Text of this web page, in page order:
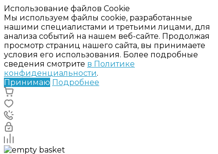
Использование файлов Cookie
Мы используем файлы cookie, разработанные
нашими специалистами и третьими лицами, для
анализа событий на нашем веб-сайте. Продолжая
просмотр страниц нашего сайта, вы принимаете
условия его использования. Более подробные
сведения смотрите в Политике
конфиденциальности.
Принимаю Подробнее